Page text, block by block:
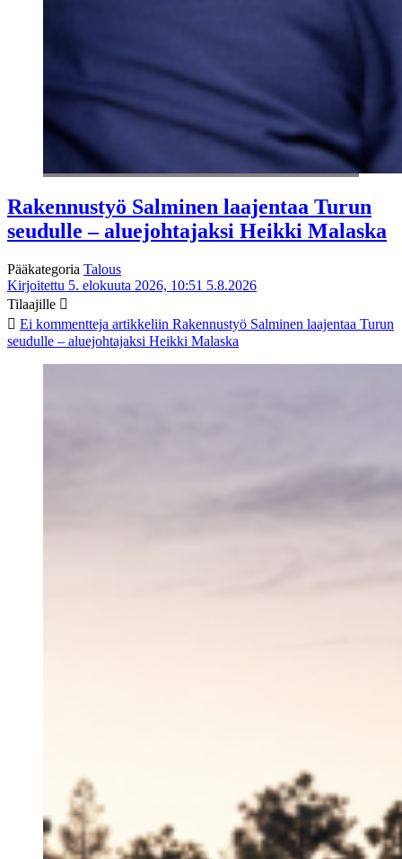
Rakennustyö Salminen laajentaa Turun
seudulle – aluejohtajaksi Heikki Malaska
Pääkategoria Talous
Kirjoitettu 5. elokuuta 2026, 10:51 5.8.2026
Tilaajille
Ei kommentteja artikkeliin Rakennustyö Salminen laajentaa Turun
seudulle – aluejohtajaksi Heikki Malaska